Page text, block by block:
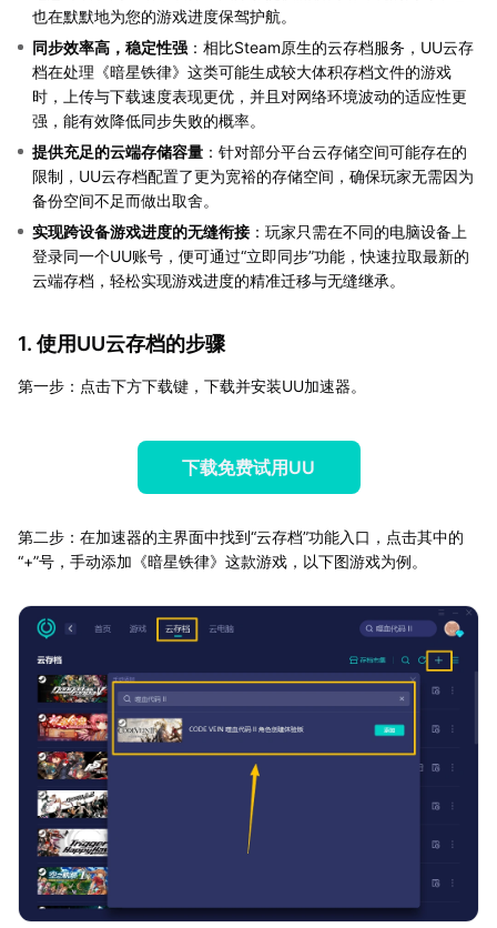
也在默默地为您的游戏进度保驾护航。
同步效率高，稳定性强 ：相比Steam原生的云存档服务，UU云存
档在处理《暗星铁律》这类可能生成较大体积存档文件的游戏
时，上传与下载速度表现更优，并且对网络环境波动的适应性更
强，能有效降低同步失败的概率。
提供充足的云端存储容量 ：针对部分平台云存储空间可能存在的
限制，UU云存档配置了更为宽裕的存储空间，确保玩家无需因为
备份空间不足而做出取舍。
实现跨设备游戏进度的无缝衔接 ：玩家只需在不同的电脑设备上
登录同一个UU账号，便可通过“立即同步”功能，快速拉取最新的
云端存档，轻松实现游戏进度的精准迁移与无缝继承。
1. 使用UU云存档的步骤
第一步：点击下方下载键，下载并安装UU加速器。
下载免费试用UU
第二步：在加速器的主界面中找到“云存档”功能入口，点击其中的
“+”号，手动添加《暗星铁律》这款游戏，以下图游戏为例。